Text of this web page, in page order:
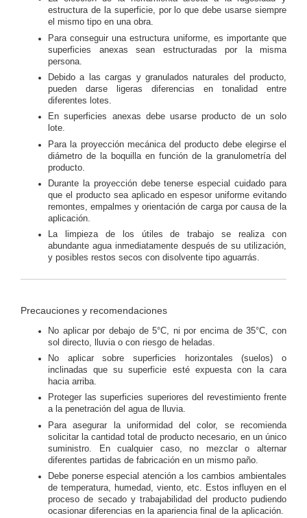
estructura de la superficie, por lo que debe usarse siempre
el mismo tipo en una obra.
Para conseguir una estructura uniforme, es importante que
superficies anexas sean estructuradas por la misma
persona.
Debido a las cargas y granulados naturales del producto,
pueden darse ligeras diferencias en tonalidad entre
diferentes lotes.
En superficies anexas debe usarse producto de un solo
lote.
Para la proyección mecánica del producto debe elegirse el
diámetro de la boquilla en función de la granulometría del
producto.
Durante la proyección debe tenerse especial cuidado para
que el producto sea aplicado en espesor uniforme evitando
remontes, empalmes y orientación de carga por causa de la
aplicación.
La limpieza de los útiles de trabajo se realiza con
abundante agua inmediatamente después de su utilización,
y posibles restos secos con disolvente tipo aguarrás.
Precauciones y recomendaciones
No aplicar por debajo de 5°C, ni por encima de 35°C, con
sol directo, lluvia o con riesgo de heladas.
No aplicar sobre superficies horizontales (suelos) o
inclinadas que su superficie esté expuesta con la cara
hacia arriba.
Proteger las superficies superiores del revestimiento frente
a la penetración del agua de lluvia.
Para asegurar la uniformidad del color, se recomienda
solicitar la cantidad total de producto necesario, en un único
suministro. En cualquier caso, no mezclar o alternar
diferentes partidas de fabricación en un mismo paño.
Debe ponerse especial atención a los cambios ambientales
de temperatura, humedad, viento, etc. Estos influyen en el
proceso de secado y trabajabilidad del producto pudiendo
ocasionar diferencias en la apariencia final de la aplicación.